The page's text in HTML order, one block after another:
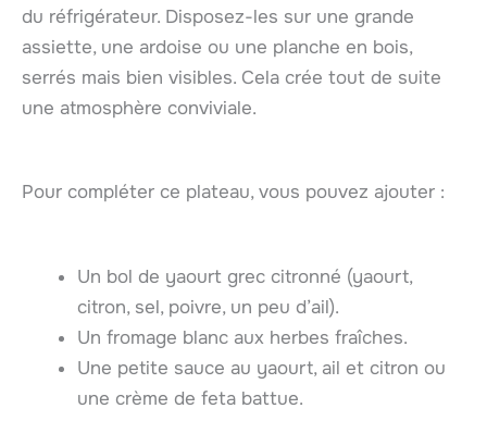
du réfrigérateur. Disposez-les sur une grande
assiette, une ardoise ou une planche en bois,
serrés mais bien visibles. Cela crée tout de suite
une atmosphère conviviale.
Pour compléter ce plateau, vous pouvez ajouter :
Un bol de yaourt grec citronné (yaourt,
citron, sel, poivre, un peu d’ail).
Un fromage blanc aux herbes fraîches.
Une petite sauce au yaourt, ail et citron ou
une crème de feta battue.